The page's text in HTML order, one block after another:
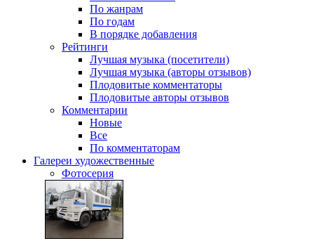
По жанрам
По годам
В порядке добавления
Рейтинги
Лучшая музыка (посетители)
Лучшая музыка (авторы отзывов)
Плодовитые комментаторы
Плодовитые авторы отзывов
Комментарии
Новые
Все
По комментаторам
Галереи художественные
Фотосерия